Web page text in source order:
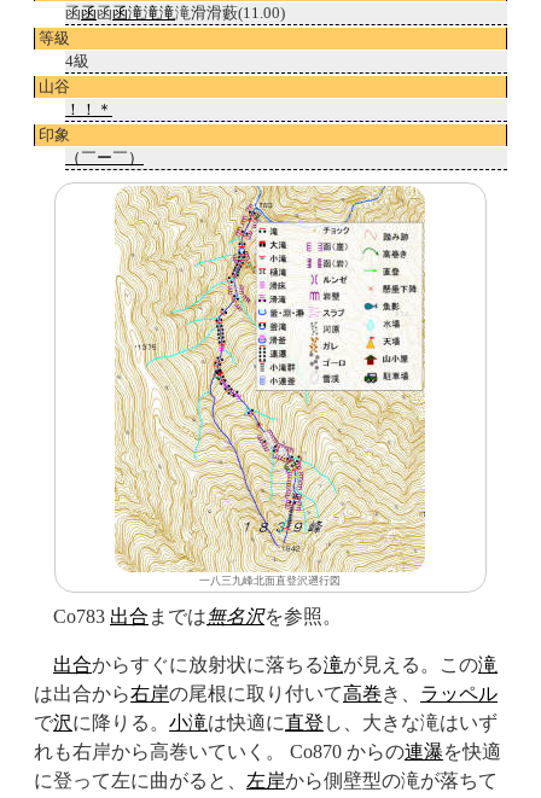
函函函函滝滝滝滝滑滑藪(11.00)
等級
4級
山谷
！！＊
印象
（￣ー￣）
一八三九峰北面直登沢遡行図
Co783 出合 までは無名沢を参照。
出合からすぐに放射状に落ちる滝が見える。この滝
は出合から右岸の尾根に取り付いて高巻き、 ラッペル
で沢に降りる。 小滝は快適に直登 し、大きな滝はいず
れも右岸から高巻いていく。 Co870 からの連瀑を快適
に登って左に曲がると、 左岸から側壁型の滝が落ちて